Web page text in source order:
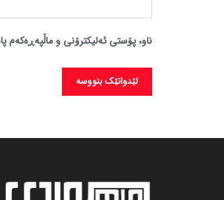
ناو، پۆستی ئەلیکترۆنی و ماڵپەڕەکەم